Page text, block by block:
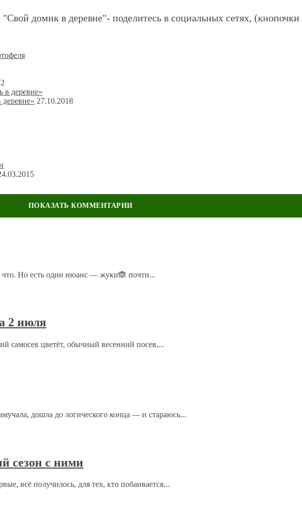
домик в деревне"- поделитесь в социальных сетях, (кнопочки
27.10.2018
данных.Политика конфиденциальности.
что. Но есть один нюанс — жуки🙈 почти...
2 июля
самосев цветёт, обычный весенний посев,...
дошла до логического конца — и стараюсь...
сезон с ними
всё получилось, для тех, кто побаивается...